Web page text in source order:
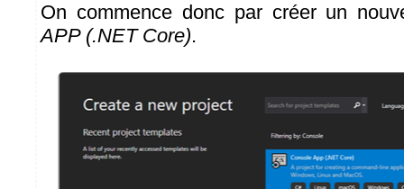
On commence donc par créer un
APP (.NET Core).